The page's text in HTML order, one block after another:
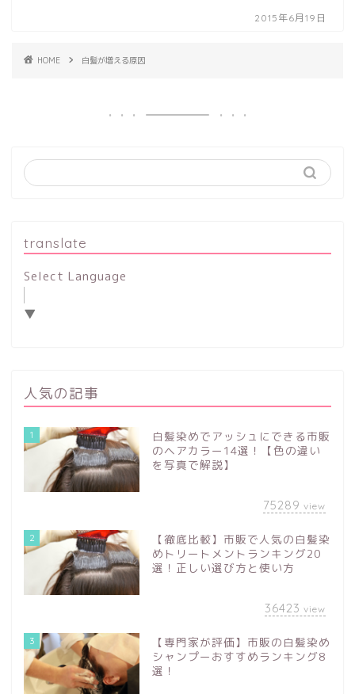
2015年6月19日
HOME 白髪が増える原因
translate
Select Language
▼
人気の記事
1
白髪染めでアッシュにできる市販
のヘアカラー14選！【色の違い
を写真で解説】
75289 view
2
【徹底比較】市販で人気の白髪染
めトリートメントランキング20
選！正しい選び方と使い方
36423 view
3
【専門家が評価】市販の白髪染め
シャンプーおすすめランキング8
選！